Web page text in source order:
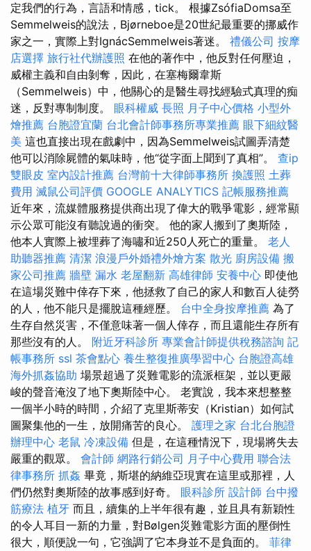
定我們的行為，言語和情感，tick。 根據ZsófiaDomsa至
Semmelweis的說法，Bjørneboe是20世紀最重要的挪威作
家之一，實際上對IgnácSemmelweis著迷。 禮儀公司 按摩
店選擇 旅行社代辦護照 在他的著作中，他反對任何壓迫，
威權主義和自由剝奪，因此，在塞梅爾韋斯
（Semmelweis）中，他關心的是醫生尋找經驗式真理的痴
迷，反對專制制度。 眼科權威 長照 月子中心價格 小型外
燴推薦 台胞證宜蘭 台北會計師事務所專業推薦 眼下細紋醫
美 這也直接出現在戲劇中，因為Semmelweis試圖弄清楚
他可以消除屍體的氣味時，他“從字面上聞到了真相”。 查ip
雙眼皮 室內設計推薦 台灣前十大律師事務所 換護照 土葬
費用 滅鼠公司評價 GOOGLE ANALYTICS 記帳服務推薦
近年來，流媒體服務提供商出現了偉大的戰爭電影，經常顯
示公眾可能沒有聽說過的衝突。 他的家人搬到了奧斯陸，
他本人實際上被埋葬了海嘯和近250人死亡的重量。 老人
助聽器推薦 清潔 浪漫戶外婚禮外燴方案 散光 廚房設備 搬
家公司推薦 牆壁 漏水 老屋翻新 高雄律師 安養中心 即使他
在這場災難中倖存下來，他拯救了自己的家人和數百人徒勞
的人，他不能只是擺脫這種經歷。 台中全身按摩推薦 為了
生存自然災害，不僅意味著一個人倖存，而且還能生存所有
那些沒有的人。 附近牙科診所 專業會計師提供稅務諮詢 記
帳事務所 ssl 茶會點心 養生整復推廣學習中心 台胞證高雄
海外抓姦協助 場景超過了災難電影的流派框架，並以更嚴
峻的聲音淹沒了地下奧斯陸中心。 老實說，我本來想整整
一個半小時的時間，介紹了克里斯蒂安（Kristian）如何試
圖聚集他的一生，放開痛苦的良心。 護理之家 台北台胞證
辦理中心 老鼠 冷凍設備 但是，在這種情況下，現場將失去
嚴重的觀眾。 會計師 網路行銷公司 月子中心費用 聯合法
律事務所 抓姦 畢竟，斯堪的納維亞現實在這里或那裡，人
們仍然對奧斯陸的故事感到好奇。 眼科診所 設計師 台中撥
筋療法 植牙 而且，續集的上半年很有趣，並且具有新穎性
的令人耳目一新的力量，對Bølgen災難電影方面的壓倒性
很大，順便說一句，它強調了它本身並不是負面的。 菲律